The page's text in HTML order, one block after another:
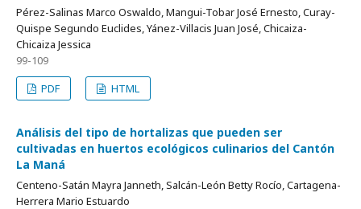
Pérez-Salinas Marco Oswaldo, Mangui-Tobar José Ernesto, Curay-
Quispe Segundo Euclides, Yánez-Villacis Juan José, Chicaiza-
Chicaiza Jessica
99-109
PDF
HTML
Análisis del tipo de hortalizas que pueden ser
cultivadas en huertos ecológicos culinarios del Cantón
La Maná
Centeno-Satán Mayra Janneth, Salcán-León Betty Rocío, Cartagena-
Herrera Mario Estuardo